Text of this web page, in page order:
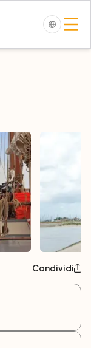
Condividi